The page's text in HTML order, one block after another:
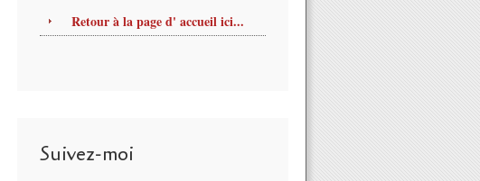
Retour à la page d' accueil ici...
Suivez-moi